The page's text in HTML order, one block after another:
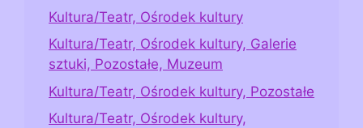
Kultura/Teatr, Ośrodek kultury
Kultura/Teatr, Ośrodek kultury, Galerie
sztuki, Pozostałe, Muzeum
Kultura/Teatr, Ośrodek kultury, Pozostałe
Kultura/Teatr, Ośrodek kultury,